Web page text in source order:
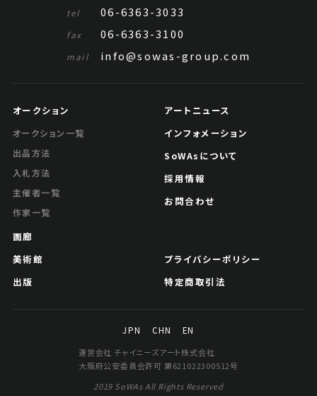
tel 06-6363-3033
fax 06-6363-3100
mail info@sowas-group.com
オークション
オークション一覧
出品方法
入札方法
主催者一覧
作家一覧
画廊
美術館
出版
アートニュース
インフォメーション
SoWAsについて
採用情報
お問合わせ
プライバシーポリシー
特定商取引法
JPN CHN
EN
運営会社 チャイニーズアート株式会社
大阪府公安委員会許可 第621022300512号
2019 SoWAs All Rights Reserved